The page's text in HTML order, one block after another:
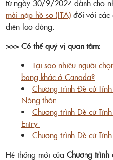
từ ngày 30/9/2024 dành cho
mời nộp hồ sơ (ITA) đối với các
diện lao động.
>>> Có thể quý vị quan tâm:
Tại sao nhiều người
bang khác ở Canada?
Chương trình Đề cử
Nông thôn
Chương trình Đề cử
Entry
Chương trình Đề cử
Hệ thống mới của Chương trình